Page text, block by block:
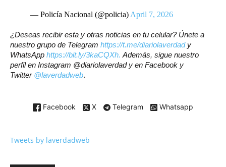
— Policía Nacional (@policia) April 7, 2026
¿Deseas recibir esta y otras noticias en tu celular? Únete a
nuestro grupo de Telegram https://t.me/diariolaverdady
WhatsApp https://bit.ly/3kaCQXh. Además, sigue nuestro
perfil en Instagram @diariolaverdad y en Facebook y
Twitter @laverdadweb.
Facebook X Telegram Whatsapp
Tweets by laverdadweb